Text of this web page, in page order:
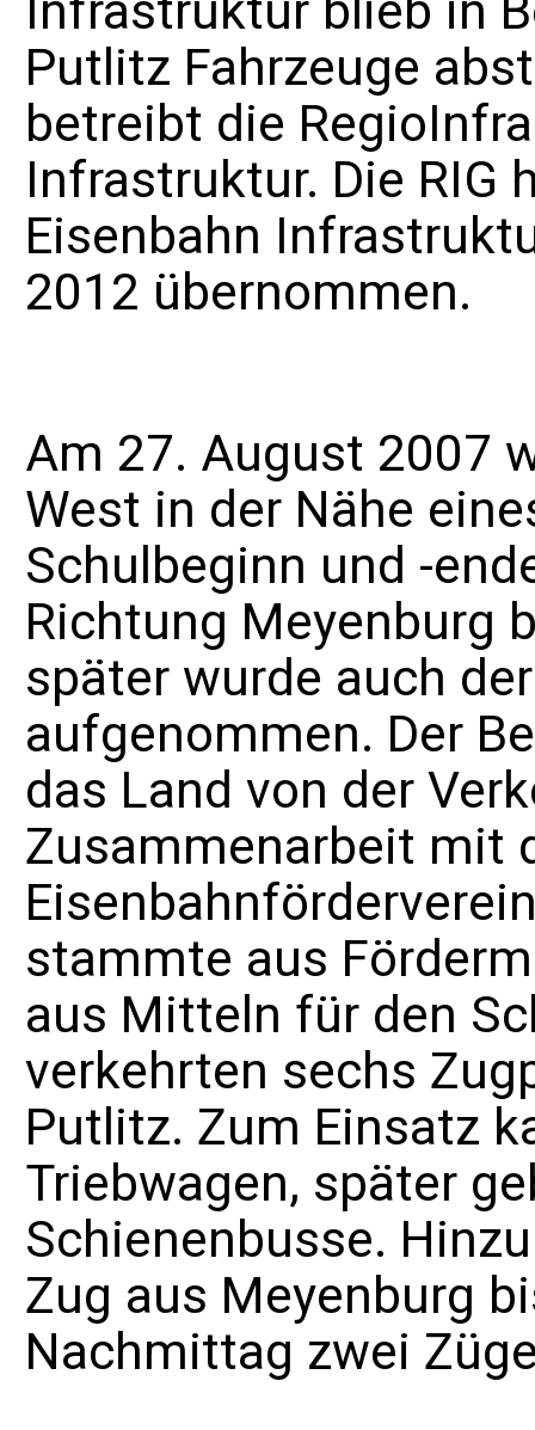
Putlitz Fahrzeuge
betreibt die
Infrastruktur. Die RIG
Eisenbahn
2012 übernommen.
Am 27. August 2007
West in der Nähe
Schulbeginn und -
Richtung Meyenburg
später wurde auch
aufgenommen. Der
das Land von der
Zusammenarbeit mit
stammte aus
aus Mitteln für den
verkehrten sechs
Putlitz. Zum Einsatz
Triebwagen, später
Schienenbusse.
Zug aus Meyenburg
Nachmittag zwei